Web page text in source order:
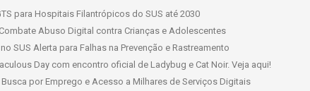
para Hospitais Filantrópicos do SUS até 2030
Abuso Digital contra Crianças e Adolescentes
SUS Alerta para Falhas na Prevenção e Rastreamento
Day com encontro oficial de Ladybug e Cat Noir. Veja aqui!
por Emprego e Acesso a Milhares de Serviços Digitais